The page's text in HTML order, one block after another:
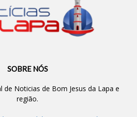
SOBRE NÓS
de Noticias de Bom Jesus da Lapa e
região.